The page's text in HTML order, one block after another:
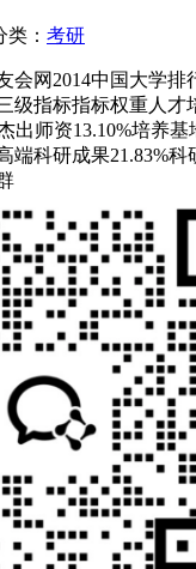
类： 考研
会网2014中国大学排
级指标指标权重人才
出师资13.10%培养基
端科研成果21.83%科